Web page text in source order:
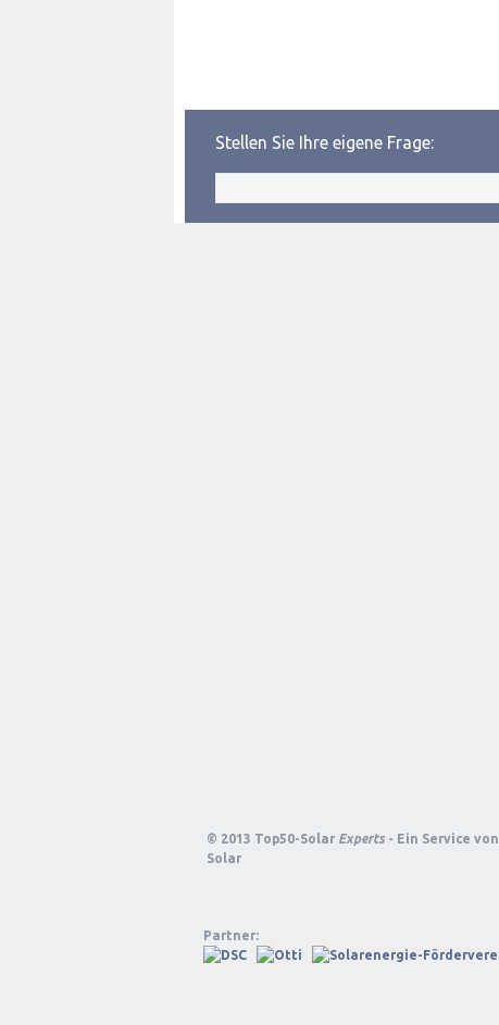
Stellen Sie Ihre eigene Frage:
© 2013 Top50-Solar Experts - Ein Service von
Solar
Partner: